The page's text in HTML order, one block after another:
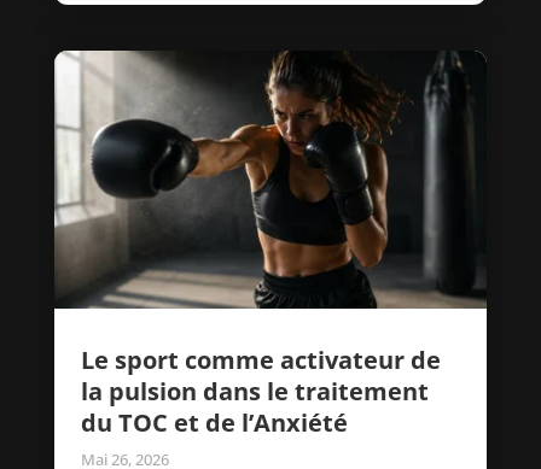
Le sport comme activateur de
la pulsion dans le traitement
du TOC et de l’Anxiété
Mai 26, 2026